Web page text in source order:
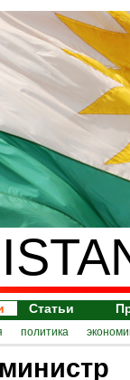
Статьи
политика